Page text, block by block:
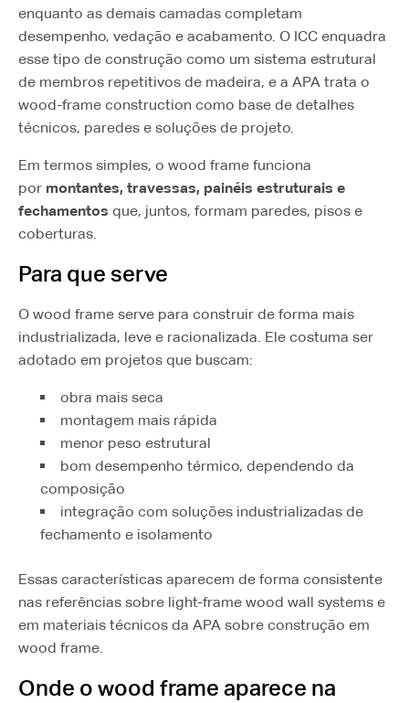
enquanto as demais camadas completam
desempenho, vedação e acabamento. O ICC enquadra
esse tipo de construção como um sistema estrutural
de membros repetitivos de madeira, e a APA trata o
wood-frame construction como base de detalhes
técnicos, paredes e soluções de projeto.
Em termos simples, o wood frame funciona
por montantes, travessas, painéis estruturais e
fechamentos que, juntos, formam paredes, pisos e
coberturas.
Para que serve
O wood frame serve para construir de forma mais
industrializada, leve e racionalizada. Ele costuma ser
adotado em projetos que buscam:
obra mais seca
montagem mais rápida
menor peso estrutural
bom desempenho térmico, dependendo da
composição
integração com soluções industrializadas de
fechamento e isolamento
Essas características aparecem de forma consistente
nas referências sobre light-frame wood wall systems e
em materiais técnicos da APA sobre construção em
wood frame.
Onde o wood frame aparece na